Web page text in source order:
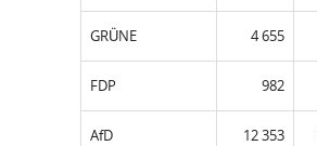
GRÜNE 4 655
FDP 982
AfD 12 353